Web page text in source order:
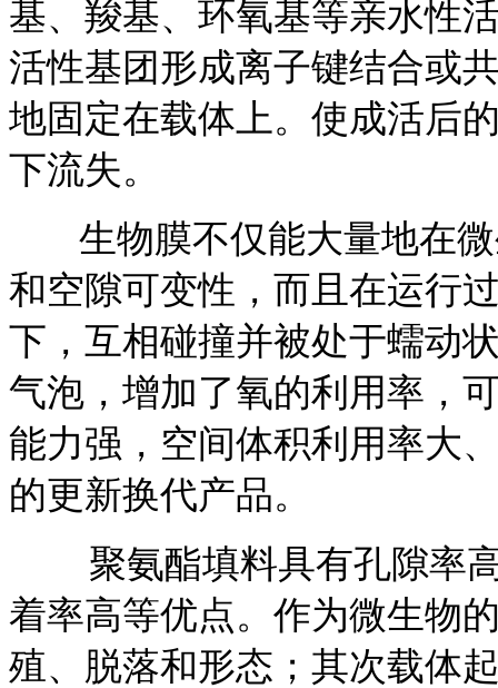
基、羧基、环氧基等亲水性
活性基团形成离子键结合或
地固定在载体上。使成活后
下流失。
生物膜不仅能大量地在微
和空隙可变性，而且在运行
下，互相碰撞并被处于蠕动
气泡，增加了氧的利用率，
能力强，空间体积利用率大
的更新换代产品。
聚氨酯填料具有孔隙率高
着率高等优点。作为微生物
殖、脱落和形态；其次载体